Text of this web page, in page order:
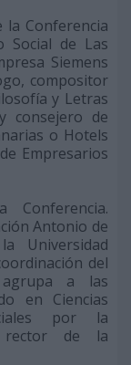
la Conferencia
Social de Las
Siemens
compositor
y Letras
consejero de
o Hotels
Empresarios
Conferencia.
Antonio de
Universidad
del
a las
en Ciencias
por la
rector de la